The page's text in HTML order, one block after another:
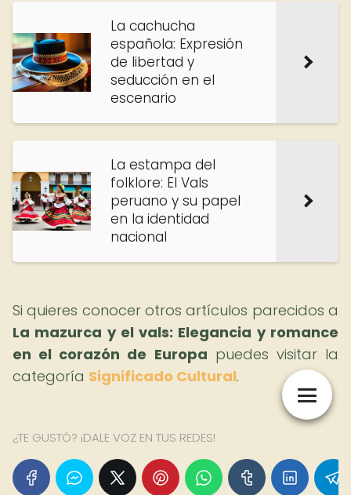
La cachucha
española: Expresión
de libertad y
seducción en el
escenario
La estampa del
folklore: El Vals
peruano y su papel
en la identidad
nacional
Si quieres conocer otros artículos parecidos a
La mazurca y el vals: Elegancia y romance
en el corazón de Europa puedes visitar la
categoría Significado Cultural.
¿TE GUSTÓ? ¡DALE VOZ EN TUS REDES!